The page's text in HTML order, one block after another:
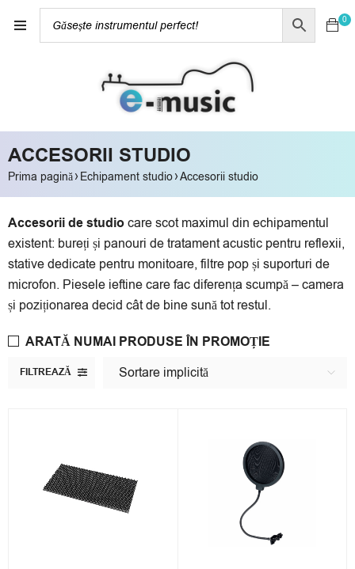
0
ACCESORII STUDIO
Prima pagină› Echipament studio›Accesorii studio
Accesorii de studiocare scot maximul din echipamentul
existent: bureți și panouri de tratament acustic pentru reflexii,
stative dedicate pentru monitoare, filtre pop și suporturi de
microfon. Piesele ieftine care fac diferența scumpă – camera
și poziționarea decid cât de bine sună tot restul.
FILTREAZĂ Sortare implicită
ARATĂ NUMAI PRODUSE ÎN PROMOȚIE